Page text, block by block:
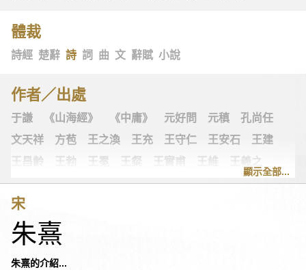
體裁
詩經 楚辭 詩 詞 曲 文 辭賦 小說
作者／出處
于謙 《山海經》 《中庸》 元好問 元稹
孔尚任
文天祥
方苞 王之渙 王充 王守仁 王安石
王建
王昌齡
王勃 王冕 王粲 王實甫 王維
王羲之
王翰
王觀 王讜 古詩十九首 古歌謠
史可法
司空圖
《左傳》
朱敦儒
朱慶餘
顯示全部...
宋
朱熹
朱熹的介紹...